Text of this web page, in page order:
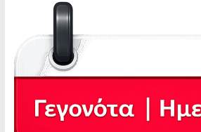
υπηρεσιών για τις
τους, για χρονικό διάστημα